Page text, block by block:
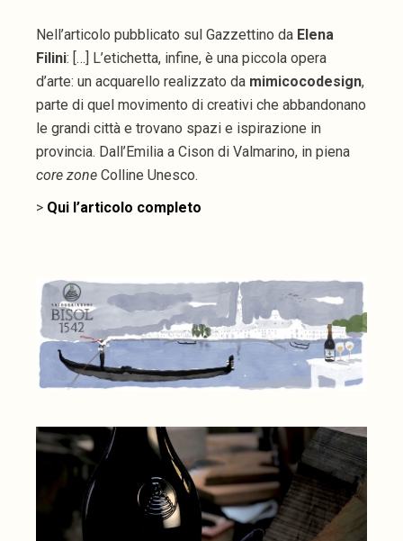
Nell’articolo pubblicato sul Gazzettino da Elena
Filini: […] L’etichetta, infine, è una piccola opera
d’arte: un acquarello realizzato da mimicocodesign,
parte di quel movimento di creativi che abbandonano
le grandi città e trovano spazi e ispirazione in
provincia. Dall’Emilia a Cison di Valmarino, in piena
core zone Colline Unesco.
> Qui l’articolo completo